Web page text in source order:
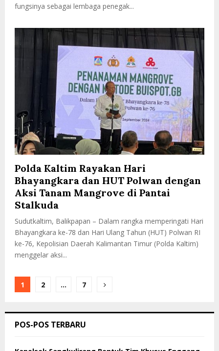
fungsinya sebagai lembaga penegak...
Polda Kaltim Rayakan Hari
Bhayangkara dan HUT Polwan dengan
Aksi Tanam Mangrove di Pantai
Stalkuda
Sudutkaltim, Balikpapan – Dalam rangka memperingati Hari
Bhayangkara ke-78 dan Hari Ulang Tahun (HUT) Polwan RI
ke-76, Kepolisian Daerah Kalimantan Timur (Polda Kaltim)
menggelar aksi...
Paginasi
1 2 … 7
POS-POS TERBARU